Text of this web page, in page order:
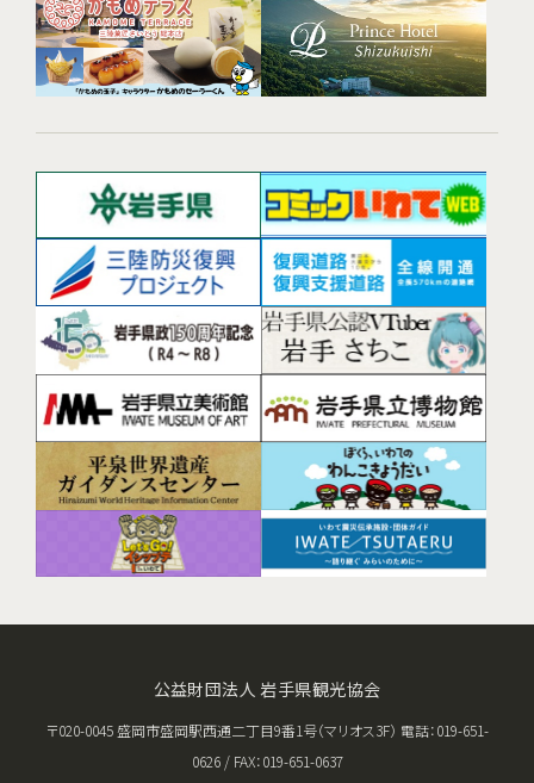
公益財団法人 岩手県観光協会
〒020-0045 盛岡市盛岡駅西通二丁目9番1号（マリオス3F） 電話：019-651-
0626 / FAX：019-651-0637